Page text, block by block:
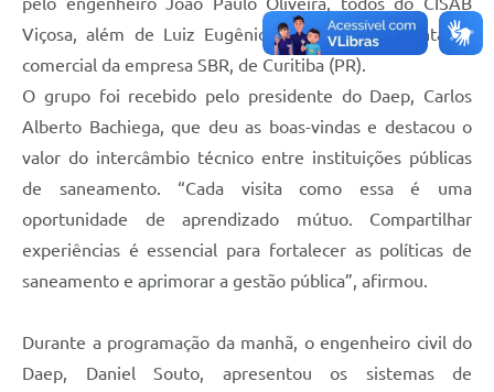
Viçosa, além de Luiz Eugênio Carvalho, representante
comercial da empresa SBR, de Curitiba (PR).
O grupo foi recebido pelo presidente do Daep, Carlos
Alberto Bachiega, que deu as boas-vindas e destacou o
valor do intercâmbio técnico entre instituições públicas
de saneamento. “Cada visita como essa é uma
oportunidade de aprendizado mútuo. Compartilhar
experiências é essencial para fortalecer as políticas de
saneamento e aprimorar a gestão pública”, afirmou.
Durante a programação da manhã, o engenheiro civil do
Daep, Daniel Souto, apresentou os sistemas de